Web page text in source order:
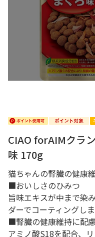
CIAO forAIMクラ
味 170g
猫ちゃんの腎臓の健康
■おいしさのひみつ
旨味エキスが中まで染
ダーでコーティングしま
■腎臓の健康維持に配慮
アミノ酸S18を配合、